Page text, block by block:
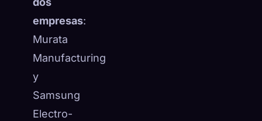
empresas:
Murata
Manufacturing
y
Samsung
Electro-